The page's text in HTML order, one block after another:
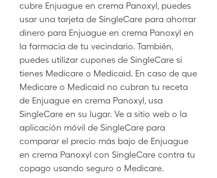
cubre Enjuague en crema Panoxyl, puedes
usar una tarjeta de SingleCare para ahorrar
dinero para Enjuague en crema Panoxyl en
la farmacia de tu vecindario. También,
puedes utilizar cupones de SingleCare si
tienes Medicare o Medicaid. En caso de que
Medicare o Medicaid no cubran tu receta
de Enjuague en crema Panoxyl, usa
SingleCare en su lugar. Ve a sitio web o la
aplicación móvil de SingleCare para
comparar el precio más bajo de Enjuague
en crema Panoxyl con SingleCare contra tu
copago usando seguro o Medicare.